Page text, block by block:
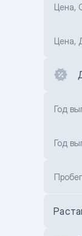
Цена,
Цена,
Год
Год